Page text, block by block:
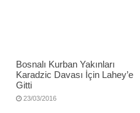
Bosnalı Kurban Yakınları
Karadzic Davası İçin Lahey’e
Gitti
23/03/2016